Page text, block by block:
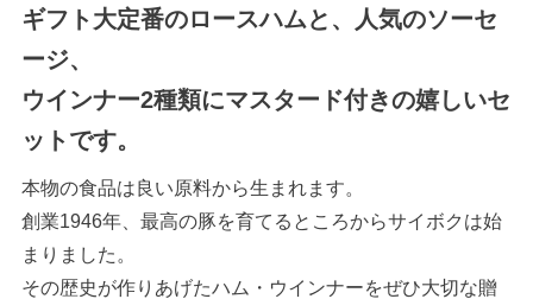
ギフト大定番のロースハムと、人気のソーセ
ージ、
ウインナー2種類にマスタード付きの嬉しいセ
ットです。
本物の食品は良い原料から生まれます。
創業1946年、最高の豚を育てるところからサイボクは始
まりました。
その歴史が作りあげたハム・ウインナーをぜひ大切な贈